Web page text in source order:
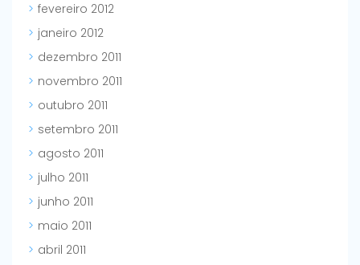
fevereiro 2012
janeiro 2012
dezembro 2011
novembro 2011
outubro 2011
setembro 2011
agosto 2011
julho 2011
junho 2011
maio 2011
abril 2011